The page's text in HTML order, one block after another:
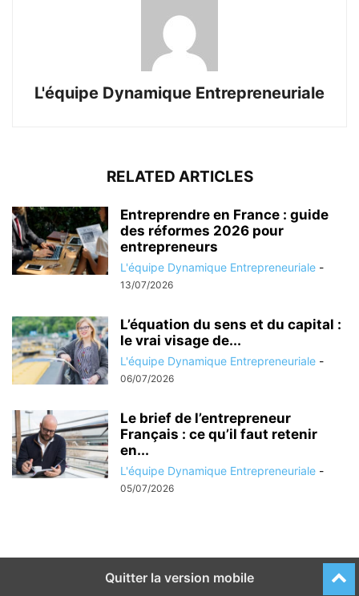
L'équipe Dynamique Entrepreneuriale
RELATED ARTICLES
Entreprendre en France : guide
des réformes 2026 pour
entrepreneurs
L'équipe Dynamique Entrepreneuriale -
13/07/2026
L’équation du sens et du capital :
le vrai visage de...
L'équipe Dynamique Entrepreneuriale -
06/07/2026
Le brief de l’entrepreneur
Français : ce qu’il faut retenir
en...
L'équipe Dynamique Entrepreneuriale -
05/07/2026
Quitter la version mobile